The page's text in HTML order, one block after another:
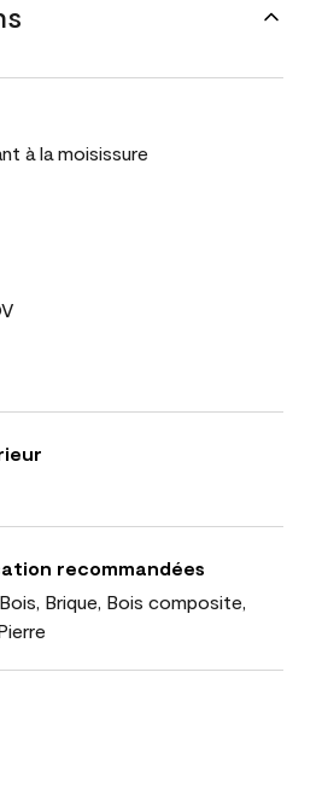
à la moisissure
recommandées
Brique, Bois composite,